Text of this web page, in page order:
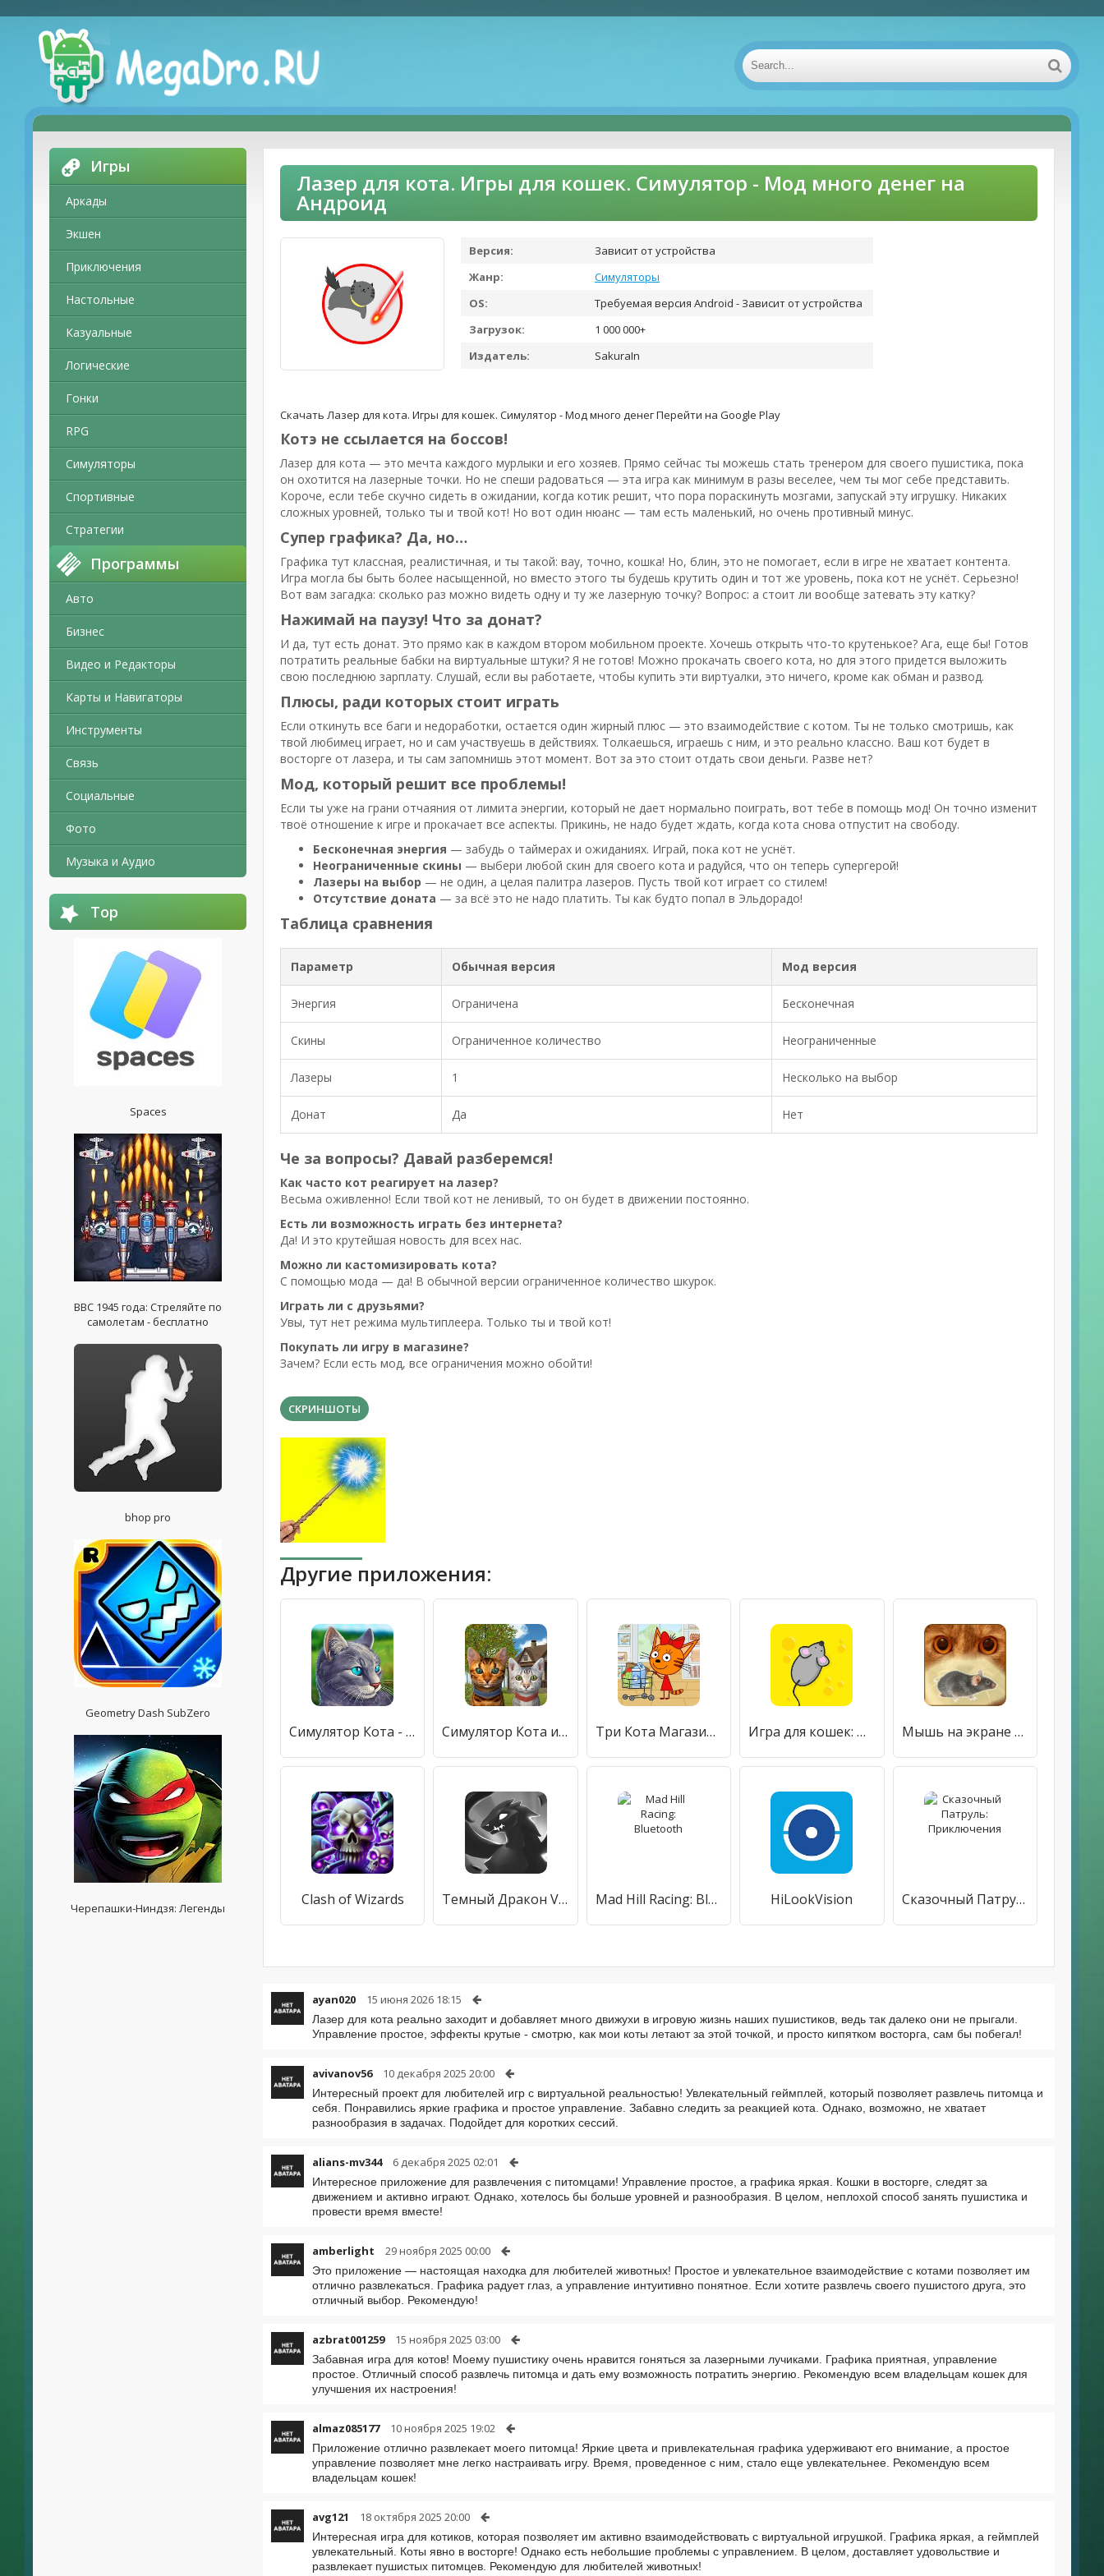
Игры
Аркады
Экшен
Приключения
Настольные
Казуальные
Логические
Гонки
RPG
Симуляторы
Спортивные
Стратегии
Программы
Авто
Бизнес
Видео и Редакторы
Карты и Навигаторы
Инструменты
Связь
Социальные
Фото
Музыка и Аудио
Top
Spaces
ВВС 1945 года: Стреляйте по
самолетам - бесплатно
bhop pro
Geometry Dash SubZero
Черепашки-Ниндзя: Легенды
Лазер для кота. Игры для кошек. Симулятор - Мод много денег на
Андроид
Версия:
Зависит от устройства
Жанр:
Симуляторы
OS:
Требуемая версия Android - Зависит от устройства
Загрузок:
1 000 000+
Издатель:
SakuraIn
Скачать Лазер для кота. Игры для кошек. Симулятор - Мод много денегПерейти на Google Play
Котэ не ссылается на боссов!
Лазер для кота — это мечта каждого мурлыки и его хозяев. Прямо сейчас ты можешь стать тренером для своего пушистика, пока
он охотится на лазерные точки. Но не спеши радоваться — эта игра как минимум в разы веселее, чем ты мог себе представить.
Короче, если тебе скучно сидеть в ожидании, когда котик решит, что пора пораскинуть мозгами, запускай эту игрушку. Никаких
сложных уровней, только ты и твой кот! Но вот один нюанс — там есть маленький, но очень противный минус.
Супер графика? Да, но…
Графика тут классная, реалистичная, и ты такой: вау, точно, кошка! Но, блин, это не помогает, если в игре не хватает контента.
Игра могла бы быть более насыщенной, но вместо этого ты будешь крутить один и тот же уровень, пока кот не уснёт. Серьезно!
Вот вам загадка: сколько раз можно видеть одну и ту же лазерную точку? Вопрос: а стоит ли вообще затевать эту катку?
Нажимай на паузу! Что за донат?
И да, тут есть донат. Это прямо как в каждом втором мобильном проекте. Хочешь открыть что-то крутенькое? Ага, еще бы! Готов
потратить реальные бабки на виртуальные штуки? Я не готов! Можно прокачать своего кота, но для этого придется выложить
свою последнюю зарплату. Слушай, если вы работаете, чтобы купить эти виртуалки, это ничего, кроме как обман и развод.
Плюсы, ради которых стоит играть
Если откинуть все баги и недоработки, остается один жирный плюс — это взаимодействие с котом. Ты не только смотришь, как
твой любимец играет, но и сам участвуешь в действиях. Толкаешься, играешь с ним, и это реально классно. Ваш кот будет в
восторге от лазера, и ты сам запомнишь этот момент. Вот за это стоит отдать свои деньги. Разве нет?
Мод, который решит все проблемы!
Если ты уже на грани отчаяния от лимита энергии, который не дает нормально поиграть, вот тебе в помощь мод! Он точно изменит
твоё отношение к игре и прокачает все аспекты. Прикинь, не надо будет ждать, когда кота снова отпустит на свободу.
Бесконечная энергия — забудь о таймерах и ожиданиях. Играй, пока кот не уснёт.
Неограниченные скины — выбери любой скин для своего кота и радуйся, что он теперь супергерой!
Лазеры на выбор — не один, а целая палитра лазеров. Пусть твой кот играет со стилем!
Отсутствие доната — за всё это не надо платить. Ты как будто попал в Эльдорадо!
Таблица сравнения
Параметр Обычная версия Мод версия
Энергия Ограничена Бесконечная
Скины Ограниченное количество Неограниченные
Лазеры 1 Несколько на выбор
Донат Да Нет
Че за вопросы? Давай разберемся!
Как часто кот реагирует на лазер?
Весьма оживленно! Если твой кот не ленивый, то он будет в движении постоянно.
Есть ли возможность играть без интернета?
Да! И это крутейшая новость для всех нас.
Можно ли кастомизировать кота?
С помощью мода — да! В обычной версии ограниченное количество шкурок.
Играть ли с друзьями?
Увы, тут нет режима мультиплеера. Только ты и твой кот!
Покупать ли игру в магазине?
Зачем? Если есть мод, все ограничения можно обойти!
СКРИНШОТЫ
Другие приложения:
Симулятор Кота - Жизнь Животных Симулятор Кота и Кошки Три Кота Магазин Игра: Детские Игры для Детей! Игра для кошек: Мышь для кота на экране 6+ Мышь на экране для кота - Игры для кошек
Clash of Wizards Темный Дракон VIP Mad Hill Racing: Bluetooth HiLookVision Сказочный Патруль: Приключения
ayan020 15 июня 2026 18:15
Лазер для кота реально заходит и добавляет много движухи в игровую жизнь наших пушистиков, ведь так далеко они не прыгали.
Управление простое, эффекты крутые - смотрю, как мои коты летают за этой точкой, и просто кипятком восторга, сам бы побегал!
avivanov56 10 декабря 2025 20:00
Интересный проект для любителей игр с виртуальной реальностью! Увлекательный геймплей, который позволяет развлечь питомца и
себя. Понравились яркие графика и простое управление. Забавно следить за реакцией кота. Однако, возможно, не хватает
разнообразия в задачах. Подойдет для коротких сессий.
alians-mv344 6 декабря 2025 02:01
Интересное приложение для развлечения с питомцами! Управление простое, а графика яркая. Кошки в восторге, следят за
движением и активно играют. Однако, хотелось бы больше уровней и разнообразия. В целом, неплохой способ занять пушистика и
провести время вместе!
amberlight 29 ноября 2025 00:00
Это приложение — настоящая находка для любителей животных! Простое и увлекательное взаимодействие с котами позволяет им
отлично развлекаться. Графика радует глаз, а управление интуитивно понятное. Если хотите развлечь своего пушистого друга, это
отличный выбор. Рекомендую!
azbrat001259 15 ноября 2025 03:00
Забавная игра для котов! Моему пушистику очень нравится гоняться за лазерными лучиками. Графика приятная, управление
простое. Отличный способ развлечь питомца и дать ему возможность потратить энергию. Рекомендую всем владельцам кошек для
улучшения их настроения!
almaz085177 10 ноября 2025 19:02
Приложение отлично развлекает моего питомца! Яркие цвета и привлекательная графика удерживают его внимание, а простое
управление позволяет мне легко настраивать игру. Время, проведенное с ним, стало еще увлекательнее. Рекомендую всем
владельцам кошек!
avg121 18 октября 2025 20:00
Интересная игра для котиков, которая позволяет им активно взаимодействовать с виртуальной игрушкой. Графика яркая, а геймплей
увлекательный. Коты явно в восторге! Однако есть небольшие проблемы с управлением. В целом, доставляет удовольствие и
развлекает пушистых питомцев. Рекомендую для любителей животных!